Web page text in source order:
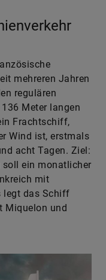
mehreren Jahren
regulären
Meter langen
Frachtschiff,
Wind ist, erstmals
acht Tagen. Ziel:
ein monatlicher
mit
legt das Schiff
Miquelon und